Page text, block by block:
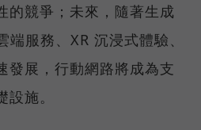
的競爭；未來，隨著生成
服務、XR 沉浸式體驗、
發展，行動網路將成為支
施。